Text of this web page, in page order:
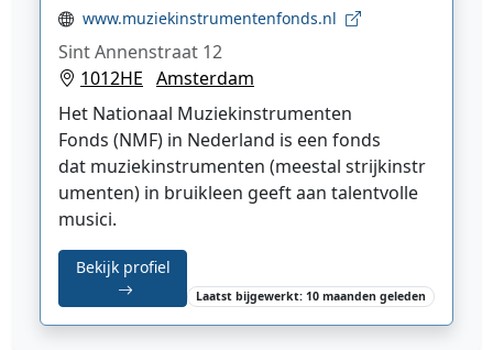
www.muziekinstrumentenfonds.nl
Sint Annenstraat 12
1012HE Amsterdam
Het Nationaal Muziekinstrumenten
Fonds (NMF) in Nederland is een fonds
dat muziekinstrumenten (meestal strijkinstr
umenten) in bruikleen geeft aan talentvolle
musici.
Bekijk profiel
Laatst bijgewerkt: 10 maanden geleden